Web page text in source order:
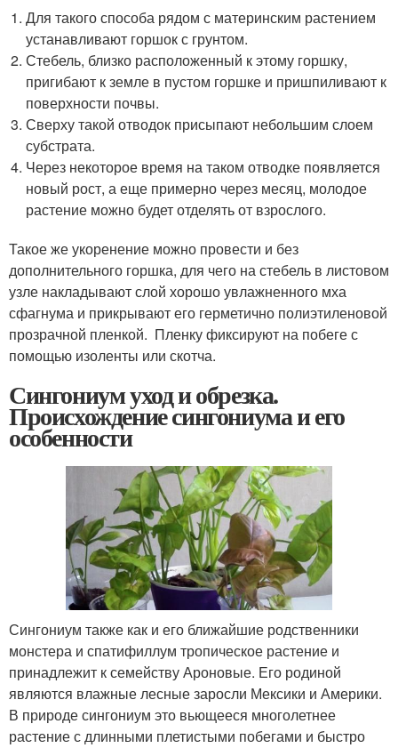
Для такого способа рядом с материнским растением
устанавливают горшок с грунтом.
Стебель, близко расположенный к этому горшку,
пригибают к земле в пустом горшке и пришпиливают к
поверхности почвы.
Сверху такой отводок присыпают небольшим слоем
субстрата.
Через некоторое время на таком отводке появляется
новый рост, а еще примерно через месяц, молодое
растение можно будет отделять от взрослого.
Такое же укоренение можно провести и без
дополнительного горшка, для чего на стебель в листовом
узле накладывают слой хорошо увлажненного мха
сфагнума и прикрывают его герметично полиэтиленовой
прозрачной пленкой. Пленку фиксируют на побеге с
помощью изоленты или скотча.
Сингониум уход и обрезка.
Происхождение сингониума и его
особенности
Сингониум также как и его ближайшие родственники
монстера и спатифиллум тропическое растение и
принадлежит к семейству Ароновые. Его родиной
являются влажные лесные заросли Мексики и Америки.
В природе сингониум это вьющееся многолетнее
растение с длинными плетистыми побегами и быстро